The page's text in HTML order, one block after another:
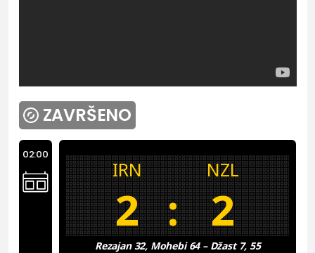
ZAVRŠENO
02:00
Rezajan 32, Mohebi 64 – Džast 7, 55
IRN NZL
2 : 2